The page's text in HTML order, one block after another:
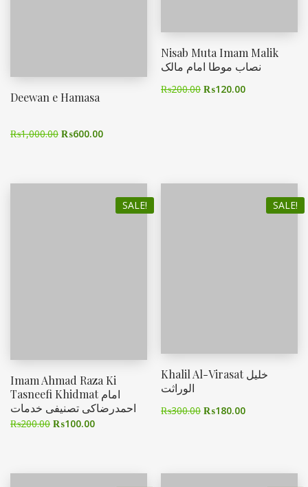
Deewan e Hamasa
₨1,000.00 ₨600.00
Nisab Muta Imam Malik
نصاب موطا امام مالک
₨200.00 ₨120.00
SALE!
Imam Ahmad Raza Ki
Tasneefi Khidmat امام
احمدرضاکی تصنیفی خدمات
₨200.00 ₨100.00
SALE!
Khalil Al-Virasat خلیل
الوراثت
₨300.00 ₨180.00